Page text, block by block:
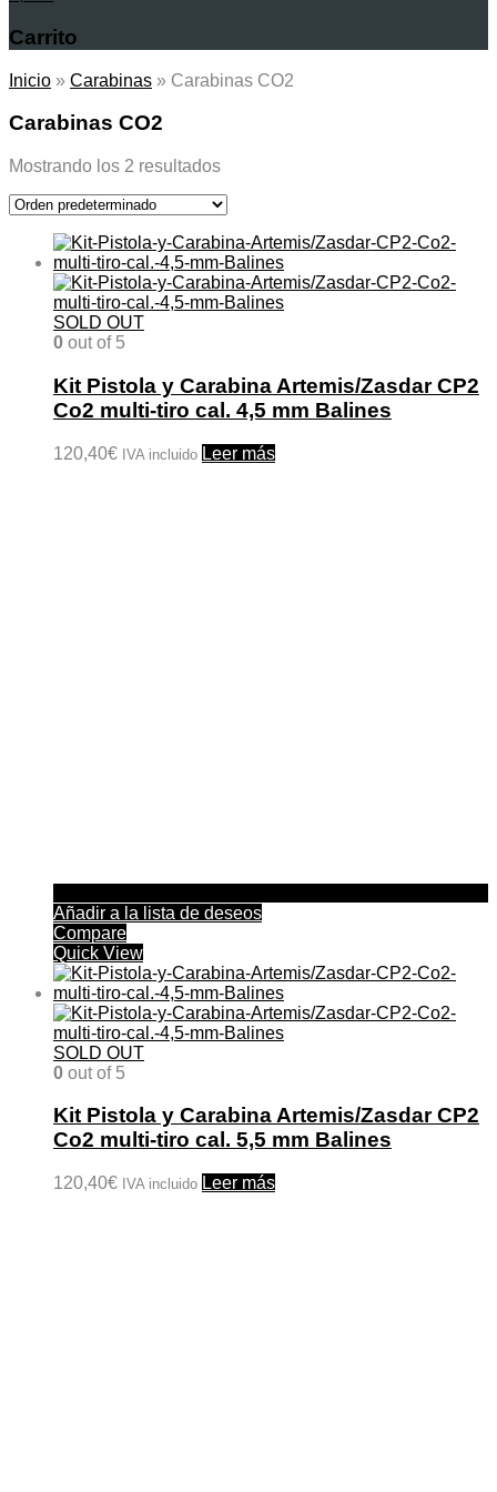
Carrito
Inicio » Carabinas » Carabinas CO2
Carabinas CO2
Mostrando los 2 resultados
SOLD OUT
0 out of 5
Kit Pistola y Carabina Artemis/Zasdar CP2
Co2 multi-tiro cal. 4,5 mm Balines
120,40€ IVA incluido Leer más
Añadir a la lista de deseos
Compare
Quick View
SOLD OUT
0 out of 5
Kit Pistola y Carabina Artemis/Zasdar CP2
Co2 multi-tiro cal. 5,5 mm Balines
120,40€ IVA incluido Leer más